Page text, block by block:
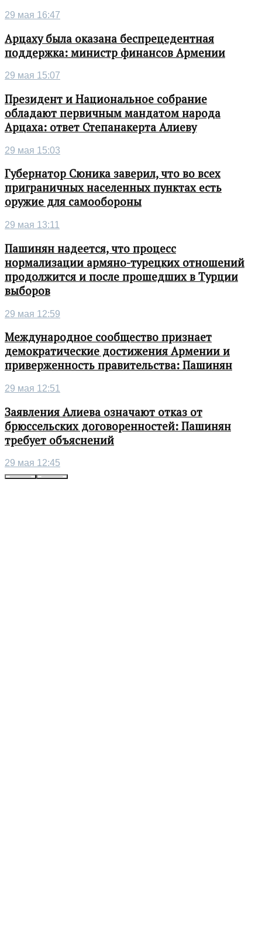
29 мая 16:47
Арцаху была оказана беспрецедентная
поддержка: министр финансов Армении
29 мая 15:07
Президент и Национальное собрание
обладают первичным мандатом народа
Арцаха: ответ Степанакерта Алиеву
29 мая 15:03
Губернатор Сюника заверил, что во всех
приграничных населенных пунктах есть
оружие для самообороны
29 мая 13:11
Пашинян надеется, что процесс
нормализации армяно-турецких отношений
продолжится и после прошедших в Турции
выборов
29 мая 12:59
Международное сообщество признает
демократические достижения Армении и
приверженность правительства: Пашинян
29 мая 12:51
Заявления Алиева означают отказ от
брюссельских договоренностей: Пашинян
требует объяснений
29 мая 12:45